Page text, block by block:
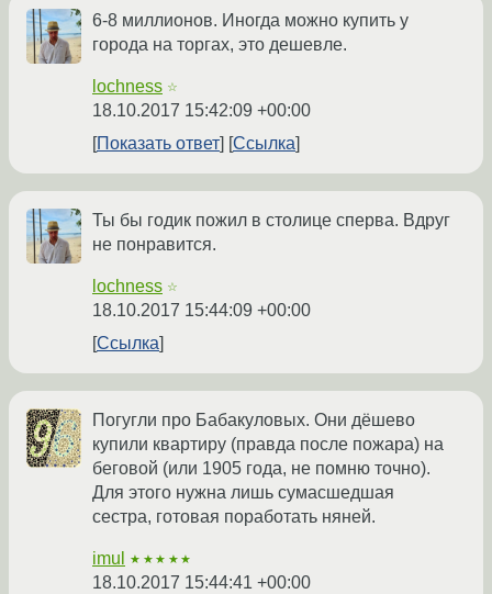
6-8 миллионов. Иногда можно купить у
города на торгах, это дешевле.
lochness ☆
18.10.2017 15:42:09 +00:00
Показать ответ
Ссылка
Ты бы годик пожил в столице сперва. Вдруг
не понравится.
lochness ☆
18.10.2017 15:44:09 +00:00
Ссылка
Погугли про Бабакуловых. Они дёшево
купили квартиру (правда после пожара) на
беговой (или 1905 года, не помню точно).
Для этого нужна лишь сумасшедшая
сестра, готовая поработать няней.
imul ★★★★★
18.10.2017 15:44:41 +00:00